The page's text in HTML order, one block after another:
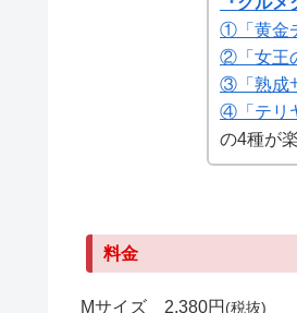
①「黄金
②「女王
③「熟成
④「テリ
の4種が
料金
Mサイズ 2,380円 (税抜)